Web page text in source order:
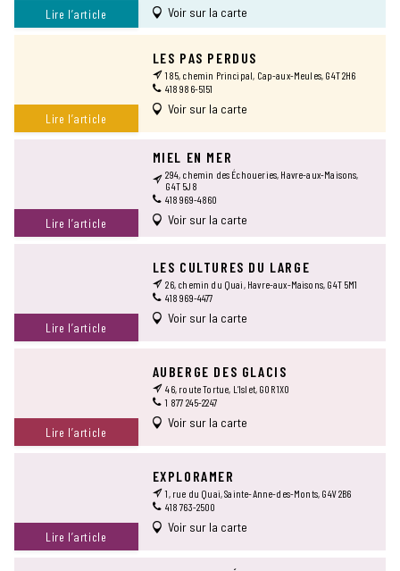
Lire l’article Voir sur la carte
Lire l’article
LES PAS PERDUS
185, chemin Principal, Cap-aux-Meules, G4T 2H6
418 986-5151
Voir sur la carte
Lire l’article
MIEL EN MER
294, chemin des Échoueries, Havre-aux-Maisons,
G4T 5J8
418 969-4860
Voir sur la carte
Lire l’article
LES CULTURES DU LARGE
26, chemin du Quai, Havre-aux-Maisons, G4T 5M1
418 969-4477
Voir sur la carte
Lire l’article
AUBERGE DES GLACIS
46, route Tortue, L’Islet, G0R 1X0
1 877 245-2247
Voir sur la carte
Lire l’article
EXPLORAMER
1, rue du Quai, Sainte-Anne-des-Monts, G4V 2B6
418 763-2500
Voir sur la carte